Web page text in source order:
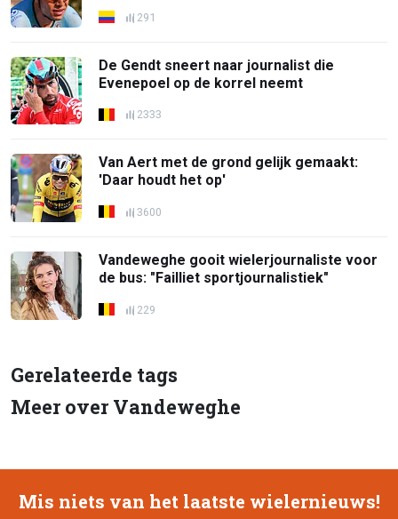
291
De Gendt sneert naar journalist die
Evenepoel op de korrel neemt
2333
Van Aert met de grond gelijk gemaakt:
'Daar houdt het op'
3600
Vandeweghe gooit wielerjournaliste voor
de bus: "Failliet sportjournalistiek"
229
Gerelateerde tags
Meer over Vandeweghe
Mis niets van het laatste wielernieuws!